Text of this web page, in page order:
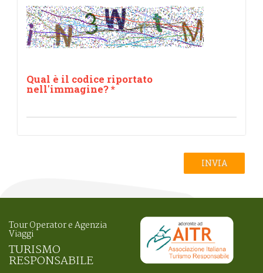
Qual è il codice riportato
nell'immagine?*
INVIA
Tour Operator e Agenzia
Viaggi
TURISMO
RESPONSABILE